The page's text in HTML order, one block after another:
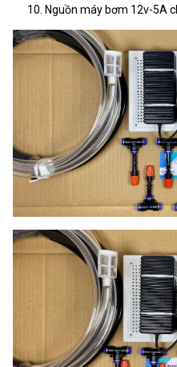
Nguồn máy bơm 12v-5A